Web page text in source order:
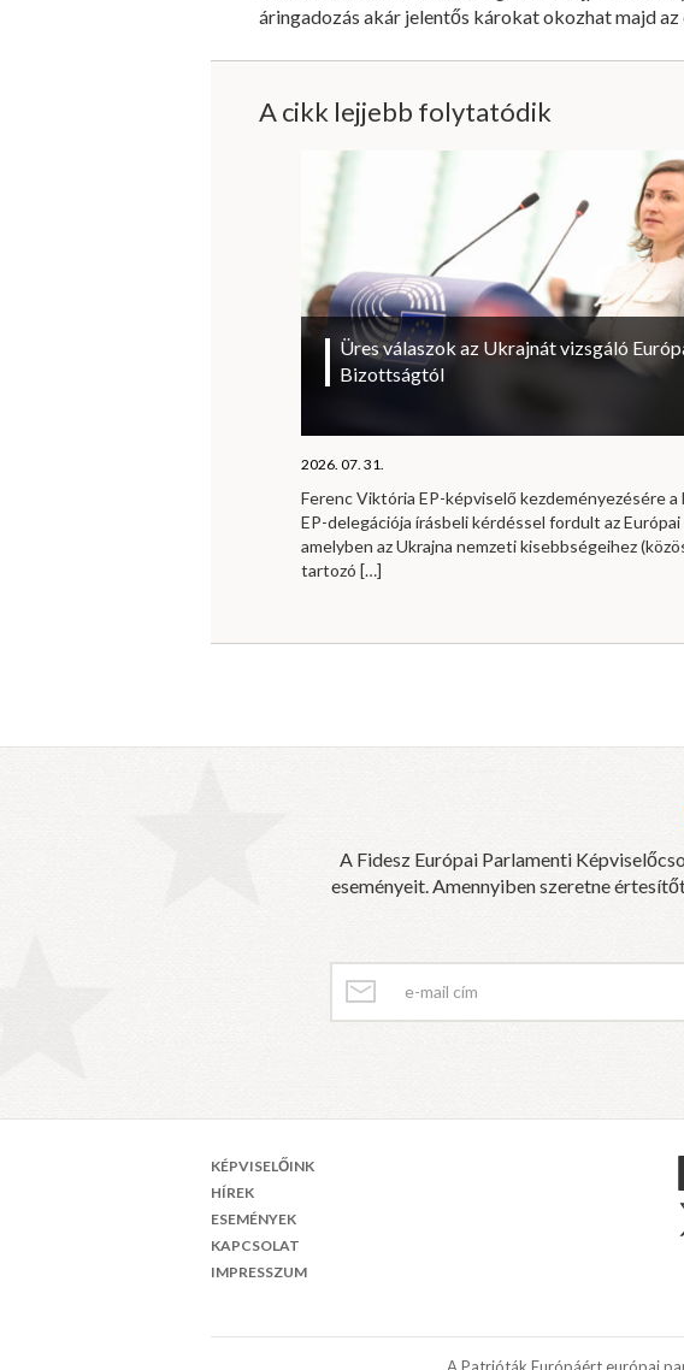
áringadozás akár jelentős károkat okozhat majd
A cikk lejjebb folytatódik
Üres válaszok az Ukrajnát vizsgáló
Bizottságtól
2026. 07. 31.
Ferenc Viktória EP-képviselő kezdeményezésére a
EP-delegációja írásbeli kérdéssel fordult az
amelyben az Ukrajna nemzeti kisebbségeihez
tartozó […]
A Fidesz Európai Parlamenti
eseményeit. Amennyiben szeretne
KÉPVISELŐINK
HÍREK
ESEMÉNYEK
KAPCSOLAT
IMPRESSZUM